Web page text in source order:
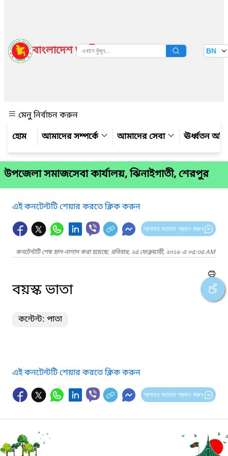
বাংলাদেশ জাতীয় তথ্য বাতায়ন BN
মেনু নির্বাচন করুন
আমাদের সম্পর্কে
আমাদের সেবা ঊর্ধ্বতন
উপজেলা সমাজসেবা কার্যালয়, ঝিনাইগাতী, শেরপুর
এই কনটেন্টটি শেয়ার করতে ক্লিক করুন
আপনার মতামত প্রদান করুন
কনটেন্টটি শেষ হাল-নাগাদ করা হয়েছে: রবিবার, ২৫ ফেব্রুয়ারী, ২০১৮ এ ০৫:৩৫ AM
বয়স্ক ভাতা
কন্টেন্ট: পাতা
এই কনটেন্টটি শেয়ার করতে ক্লিক করুন
আপনার মতামত প্রদান করুন